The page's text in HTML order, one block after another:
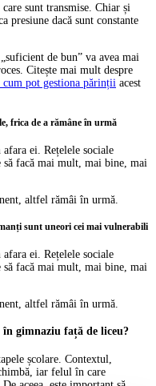
sunt transmise. Chiar și
presiune dacă sunt constante
de bun” va avea mai
Citește mai mult despre
pot gestiona părinții acest
frica de a rămâne în urmă
ei. Rețelele sociale
să facă mai mult, mai bine, mai
altfel rămâi în urmă.
sunt uneori cei mai vulnerabili
ei. Rețelele sociale
să facă mai mult, mai bine, mai
altfel rămâi în urmă.
gimnaziu față de liceu?
școlare. Contextul,
iar felul în care